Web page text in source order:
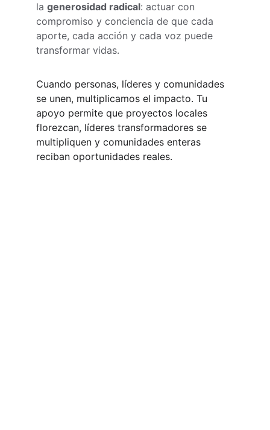
la generosidad radical: actuar con
compromiso y conciencia de que cada
aporte, cada acción y cada voz puede
transformar vidas.
Cuando personas, líderes y comunidades
se unen, multiplicamos el impacto. Tu
apoyo permite que proyectos locales
florezcan, líderes transformadores se
multipliquen y comunidades enteras
reciban oportunidades reales.